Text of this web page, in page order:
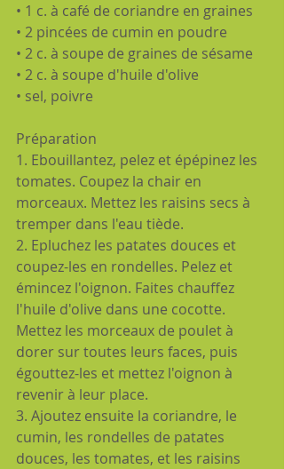
• 1 c. à café de coriandre en graines
• 2 pincées de cumin en poudre
• 2 c. à soupe de graines de sésame
• 2 c. à soupe d'huile d'olive
• sel, poivre
Préparation
1. Ebouillantez, pelez et épépinez les
tomates. Coupez la chair en
morceaux. Mettez les raisins secs à
tremper dans l'eau tiède.
2. Epluchez les patates douces et
coupez-les en rondelles. Pelez et
émincez l'oignon. Faites chauffez
l'huile d'olive dans une cocotte.
Mettez les morceaux de poulet à
dorer sur toutes leurs faces, puis
égouttez-les et mettez l'oignon à
revenir à leur place.
3. Ajoutez ensuite la coriandre, le
cumin, les rondelles de patates
douces, les tomates, et les raisins